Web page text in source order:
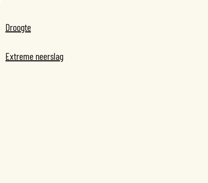
Droogte
Extreme neerslag